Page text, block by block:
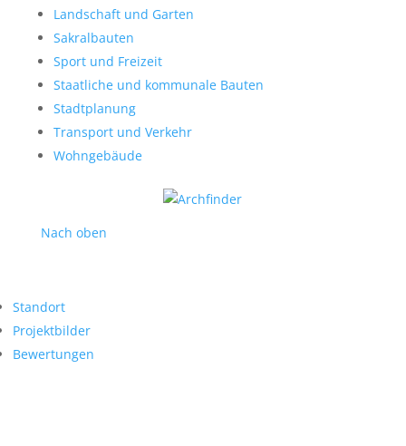
Landschaft und Garten
Sakralbauten
Sport und Freizeit
Staatliche und kommunale Bauten
Stadtplanung
Transport und Verkehr
Wohngebäude
Nach oben
Standort
Projektbilder
Bewertungen